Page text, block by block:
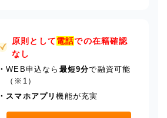
原則として電話での在籍確認
なし
・WEB申込なら 最短9分で融資可能
（※1）
・ スマホアプリ機能が充実